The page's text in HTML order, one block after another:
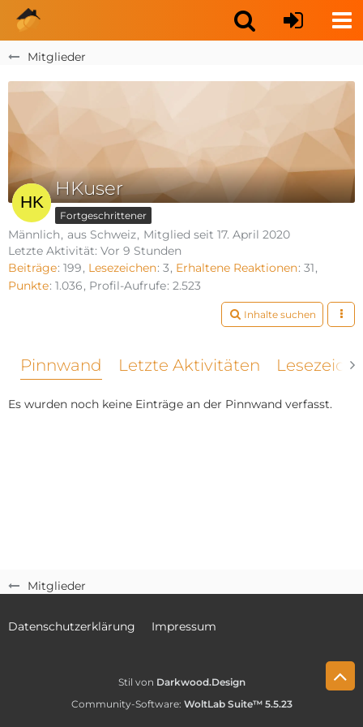
Mitglieder
Mitglieder
HKuser
Fortgeschrittener
Männlich aus Schweiz Mitglied seit 17. April 2020
Letzte Aktivität: Vor 9 Stunden
Beiträge 199 Lesezeichen 3 Erhaltene Reaktionen 31
Punkte 1.036 Profil-Aufrufe 2.523
Inhalte suchen
Pinnwand Letzte Aktivitäten
Es wurden noch keine Einträge an der Pinnwand verfasst.
Datenschutzerklärung Impressum
Stil von Darkwood.Design
Community-Software: WoltLab Suite™ 5.5.23